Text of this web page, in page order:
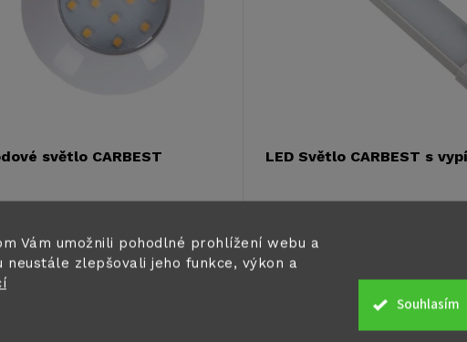
Vám umožnili pohodlné prohlížení webu a
neustále zlepšovali jeho funkce, výkon a
Souhlasím
světlo CARBEST
4 ks
Carbest pro karavany a
LED Světlo CARBEST s
odeslání